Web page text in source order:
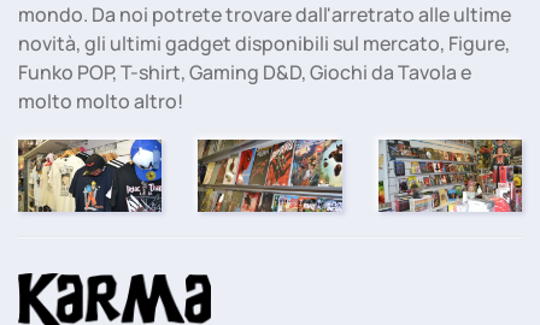
mondo. Da noi potrete trovare dall'arretrato alle ultime
novità, gli ultimi gadget disponibili sul mercato, Figure,
Funko POP, T-shirt, Gaming D&D, Giochi da Tavola e
molto molto altro!